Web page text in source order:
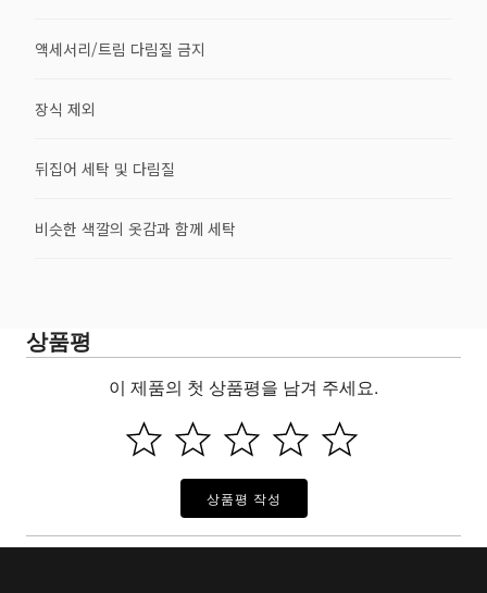
액세서리/트림 다림질 금지
장식 제외
뒤집어 세탁 및 다림질
비슷한 색깔의 옷감과 함께 세탁
상품평
이 제품의 첫 상품평을 남겨 주세요.
상품평 작성